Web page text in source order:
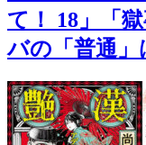
て！ 18」「
バの「普通」